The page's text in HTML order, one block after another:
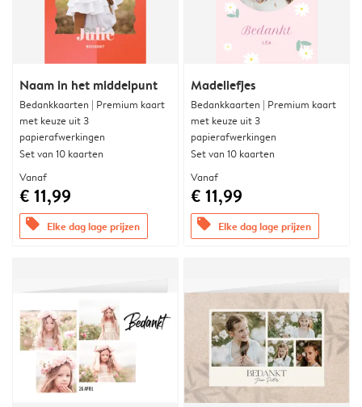
Naam in het middelpunt
Bedankkaarten | Premium kaart
met keuze uit 3
papierafwerkingen
Set van 10 kaarten
Vanaf
€ 11,99
offers Elke dag lage prijzen
Madeliefjes
Bedankkaarten | Premium kaart
met keuze uit 3
papierafwerkingen
Set van 10 kaarten
Vanaf
€ 11,99
offers Elke dag lage prijzen